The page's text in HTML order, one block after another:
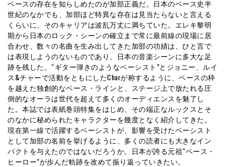
ベースの存在を知らしめたのが加部正義だ。日本のベース史半
世紀のなかでも、加部ほど特異な存在は見当たらないと言える
くらいに、そのキャリアは波乱万丈に満ちていた。エレキ黎明
期から日本のロック・シーンの確立まで常に最前線の現場に居
合わせ、数々の名曲を生み出してきた加部の功績は、ひと言で
は表現しようのないものであり、日本の音楽シーンに多大な足
跡を残した。“ギター弾きのようなベーシスト”とジョニー、ルイ
ス&チャーで活動をともにしたCharが称するように、ベースの枠
を越えた独創的なベース・ラインと、ステージ上で放たれる圧
倒的なオーラは世代を超えて多くのオーディエンスを魅了し
た。本誌では表紙巻頭特集をはじめ、その端正なルックスとそ
のなかに秘められたキャラクターを幾度となく紹介してきた。
現在第一線で活躍するベーシストが、影響を受けたベーシスト
として加部の名前を挙げるように、多くの読者にも大きなイン
パクトを与えたのではないだろうか。日本が誇る元祖“ベース・
ヒーロー”が歩んだ軌跡を改めて振り返っていきたい。